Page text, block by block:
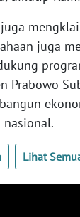
juga
Prabowo
Lihat